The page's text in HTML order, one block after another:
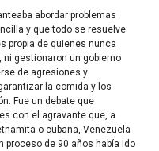
abordar problemas
y que todo se resuelve
propia de quienes nunca
gestionaron un gobierno
de agresiones y
la comida y los
Fue un debate que
con el agravante que, a
o cubana, Venezuela
proceso de 90 años había ido